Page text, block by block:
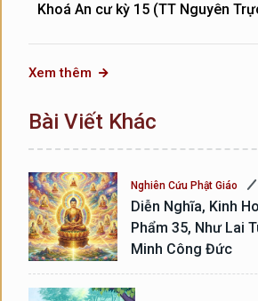
Khoá An cư kỳ 15 (TT Nguyên
Xem thêm
Bài Viết Khác
Nghiên Cứu Phật Giáo
Diễn Nghĩa, Kinh
Phẩm 35, Như Lai
Minh Công Đức